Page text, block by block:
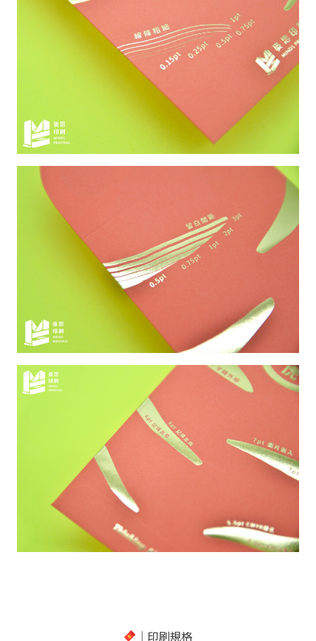
｜印刷規格